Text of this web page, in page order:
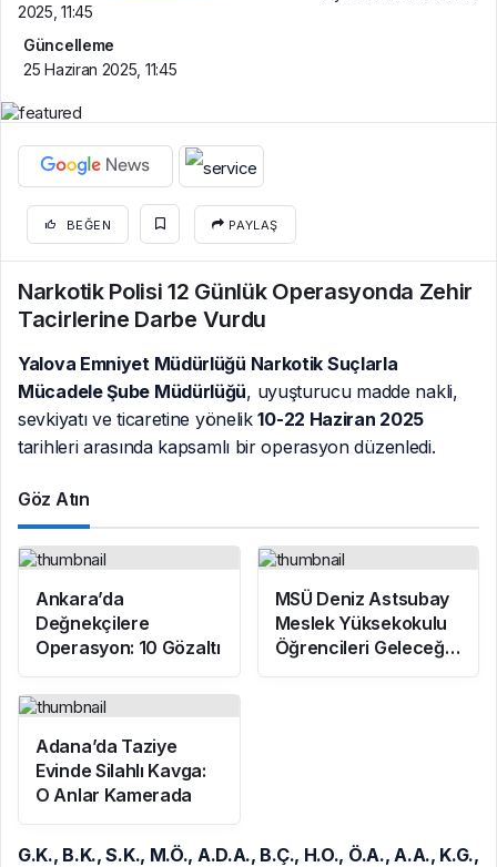
2025, 11:45
Güncelleme
25 Haziran 2025, 11:45
BEĞEN PAYLAŞ
Narkotik Polisi 12 Günlük Operasyonda Zehir
Tacirlerine Darbe Vurdu
Yalova Emniyet Müdürlüğü Narkotik Suçlarla
Mücadele Şube Müdürlüğü, uyuşturucu madde nakli,
sevkiyatı ve ticaretine yönelik10-22 Haziran 2025
tarihleri arasında kapsamlı bir operasyon düzenledi.
Göz Atın
Ankara’da
Değnekçilere
Operasyon: 10 Gözaltı
MSÜ Deniz Astsubay
Meslek Yüksekokulu
Öğrencileri Geleceğe
Hazırlanıyor
Adana’da Taziye
Evinde Silahlı Kavga:
O Anlar Kamerada
G.K., B.K., S.K., M.Ö., A.D.A., B.Ç., H.O., Ö.A., A.A., K.G.,